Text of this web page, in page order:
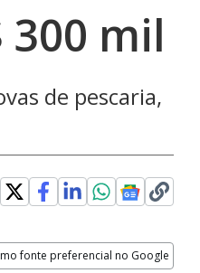
mil
de pescaria,
fonte preferencial no Google